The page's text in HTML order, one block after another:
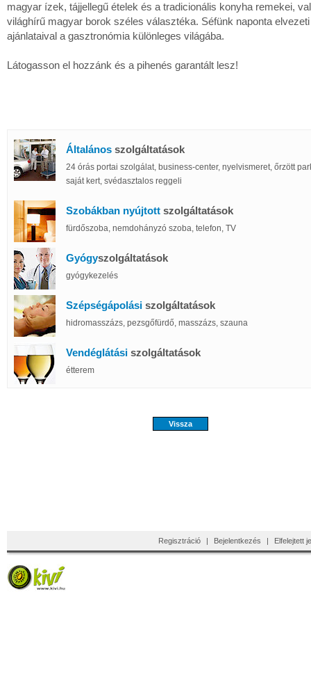
magyar ízek, tájjellegű ételek és a tradicionális konyha remekei,
világhírű magyar borok széles választéka. Séfünk naponta
ajánlataival a gasztronómia különleges világába.
Látogasson el hozzánk és a pihenés garantált lesz!
Általános szolgáltatások
24 órás portai szolgálat, business-center, nyelvismeret, őrzött
saját kert, svédasztalos reggeli
Szobákban nyújtott szolgáltatások
fürdőszoba, nemdohányzó szoba, telefon, TV
Gyógyszolgáltatások
gyógykezelés
Szépségápolási szolgáltatások
hidromasszázs, pezsgőfürdő, masszázs, szauna
Vendéglátási szolgáltatások
étterem
Regisztráció | Bejelentkezés | Elfelejtett